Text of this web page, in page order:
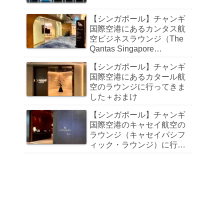
【シンガポール】チャンギ
国際空港にあるカンタス航
空ビジネスラウンジ（The
Qantas Singapore
【シンガポール】チャンギ
国際空港にあるカタール航
空のラウンジに行ってきま
した＋おまけ
【シンガポール】チャンギ
国際空港のキャセイ航空の
ラウンジ（キャセイパシフ
ィック・ラウンジ）に行っ